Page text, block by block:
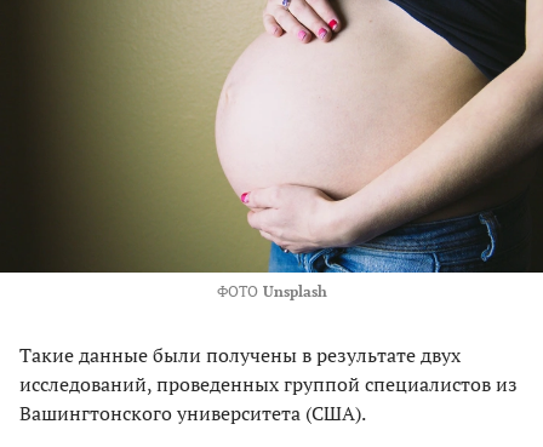
ФОТО Unsplash
Такие данные были получены в результате двух
исследований, проведенных группой специалистов из
Вашингтонского университета (США).